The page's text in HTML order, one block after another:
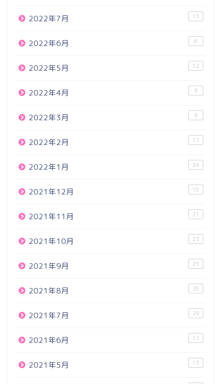
2022年7月 13
2022年6月 6
2022年5月 12
2022年4月 9
2022年3月 9
2022年2月 17
2022年1月 24
2021年12月 18
2021年11月 21
2021年10月 23
2021年9月 25
2021年8月 26
2021年7月 29
2021年6月 17
2021年5月 13